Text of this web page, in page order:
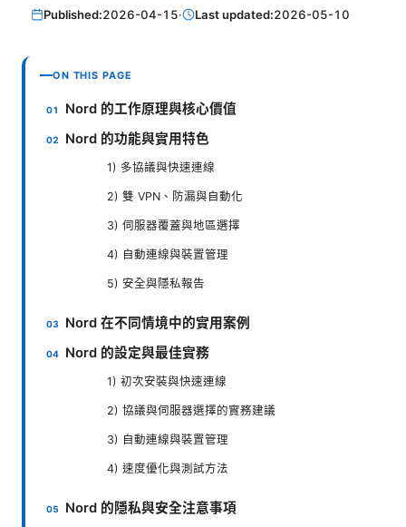
Published:2026-04-15· Last updated:2026-05-10
ON THIS PAGE
Nord 的工作原理與核心價值
Nord 的功能與實用特色
1) 多協議與快速連線
2) 雙 VPN、防漏與自動化
3) 伺服器覆蓋與地區選擇
4) 自動連線與裝置管理
5) 安全與隱私報告
Nord 在不同情境中的實用案例
Nord 的設定與最佳實務
1) 初次安裝與快速連線
2) 協議與伺服器選擇的實務建議
3) 自動連線與裝置管理
4) 速度優化與測試方法
Nord 的隱私與安全注意事項